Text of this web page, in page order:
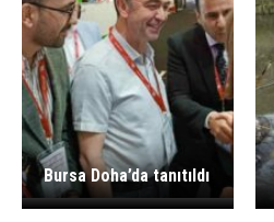
Bursa Doha’da tanıtıldı